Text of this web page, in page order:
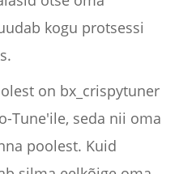
kogu protsessi
on bx_crispytuner
Tune'ile, seda nii oma
poolest. Kuid